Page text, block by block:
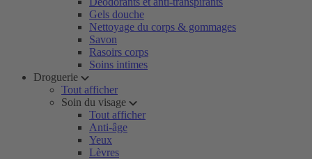
Gels douche
Nettoyage du corps & gommages
Savon
Rasoirs corps
Soins intimes
Droguerie
Tout afficher
Soin du visage
Tout afficher
Anti-âge
Yeux
Lèvres